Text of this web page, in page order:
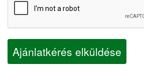
Ajánlatkérés elküldése